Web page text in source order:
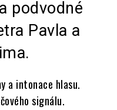
podvodné
Pavla a
a intonace hlasu.
signálu.